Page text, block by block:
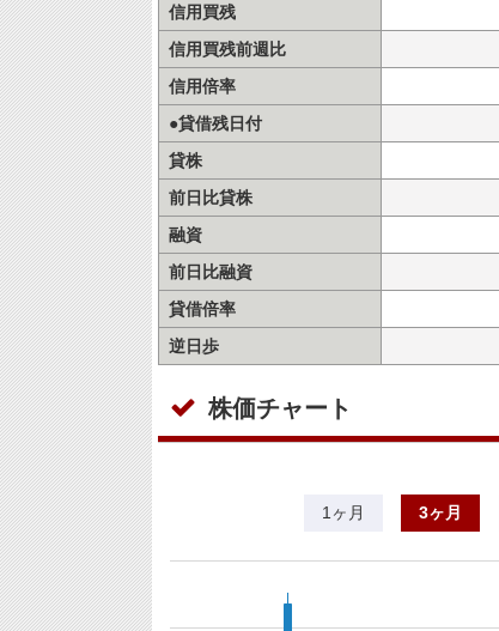
信用買残
信用買残前週比
信用倍率
●貸借残日付
貸株
前日比貸株
融資
前日比融資
貸借倍率
逆日歩
株価チャート
1ヶ月 3ヶ月